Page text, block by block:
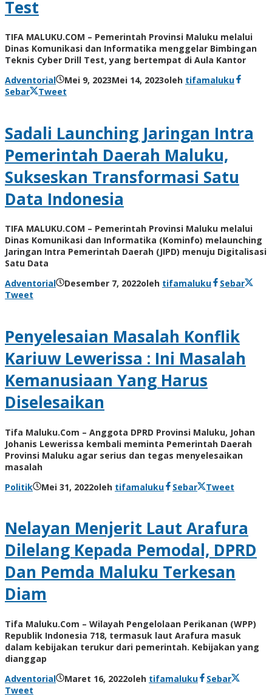
Test
TIFA MALUKU.COM – Pemerintah Provinsi Maluku melalui
Dinas Komunikasi dan Informatika menggelar Bimbingan
Teknis Cyber Drill Test, yang bertempat di Aula Kantor
Adventorial
Mei 9, 2023Mei 14, 2023oleh tifamaluku
Sebar
Tweet
Sadali Launching Jaringan Intra
Pemerintah Daerah Maluku,
Sukseskan Transformasi Satu
Data Indonesia
TIFA MALUKU.COM – Pemerintah Provinsi Maluku melalui
Dinas Komunikasi dan Informatika (Kominfo) melaunching
Jaringan Intra Pemerintah Daerah (JIPD) menuju Digitalisasi
Satu Data
Adventorial
Desember 7, 2022oleh tifamaluku
Sebar
Tweet
Penyelesaian Masalah Konflik
Kariuw Lewerissa : Ini Masalah
Kemanusiaan Yang Harus
Diselesaikan
Tifa Maluku.Com – Anggota DPRD Provinsi Maluku, Johan
Johanis Lewerissa kembali meminta Pemerintah Daerah
Provinsi Maluku agar serius dan tegas menyelesaikan
masalah
Politik
Mei 31, 2022oleh tifamaluku Sebar Tweet
Nelayan Menjerit Laut Arafura
Dilelang Kepada Pemodal, DPRD
Dan Pemda Maluku Terkesan
Diam
Tifa Maluku.Com – Wilayah Pengelolaan Perikanan (WPP)
Republik Indonesia 718, termasuk laut Arafura masuk
dalam kebijakan terukur dari pemerintah. Kebijakan yang
dianggap
Adventorial
Maret 16, 2022oleh tifamaluku
Sebar
Tweet